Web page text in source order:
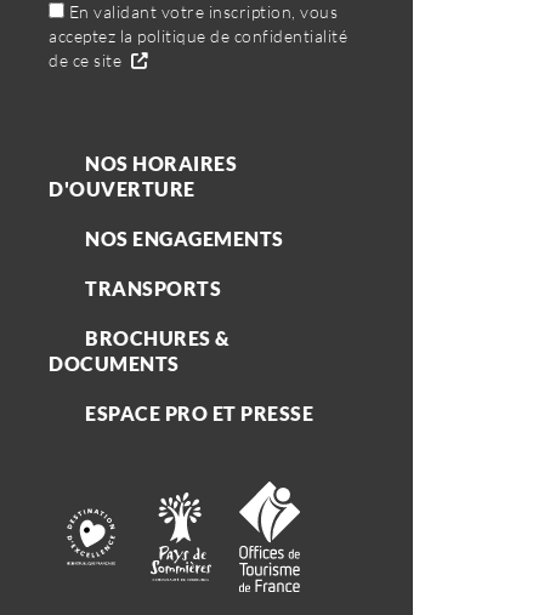
En validant votre inscription, vous
acceptez la politique de confidentialité
de ce site
NOS HORAIRES
D'OUVERTURE
NOS ENGAGEMENTS
TRANSPORTS
BROCHURES &
DOCUMENTS
ESPACE PRO ET PRESSE